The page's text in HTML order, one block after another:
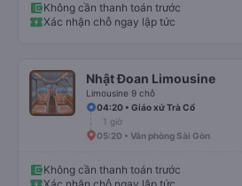
Không cần thanh toán trước
Xác nhận chỗ ngay lập tức
Nhật Đoan Limousine
Limousine 9 chỗ
04:20 • Giáo xứ Trà Cổ
1 giờ
05:20 • Văn phòng Sài Gòn
Không cần thanh toán trước